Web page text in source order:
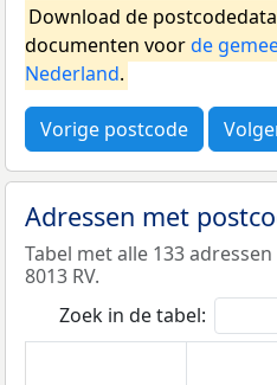
Download de
documenten voorde
Nederland.
Vorige postcode
Adressen met
Tabel met alle 133
8013 RV.
Zoek in de tabel: